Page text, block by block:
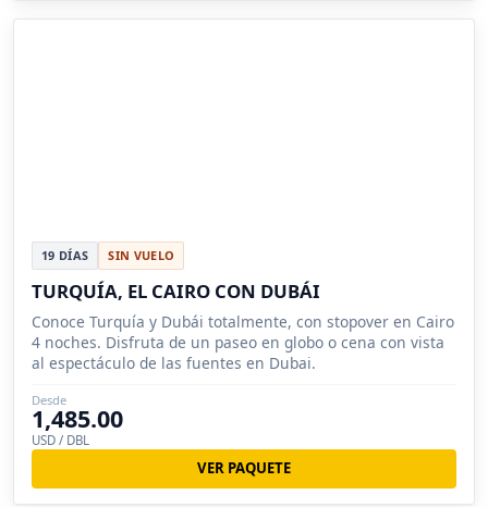
19 DÍAS SIN VUELO
TURQUÍA, EL CAIRO CON DUBÁI
Conoce Turquía y Dubái totalmente, con stopover en Cairo
4 noches. Disfruta de un paseo en globo o cena con vista
al espectáculo de las fuentes en Dubai.
Desde
1,485.00
USD / DBL
VER PAQUETE